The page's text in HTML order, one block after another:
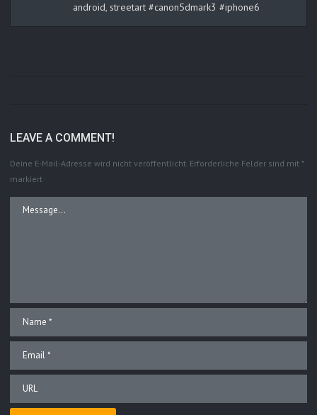
android, streetart #canon5dmark3 #iphone6
LEAVE A COMMENT!
Deine E-Mail-Adresse wird nicht veröffentlicht. Erforderliche Felder sind mit *
markiert